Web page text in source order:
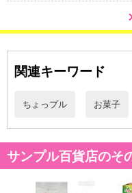
旬の時期に収穫した温州み
い・食感をシンプルに味わ
関連キーワード
ちょっプル お菓子
サンプル百貨店のそ